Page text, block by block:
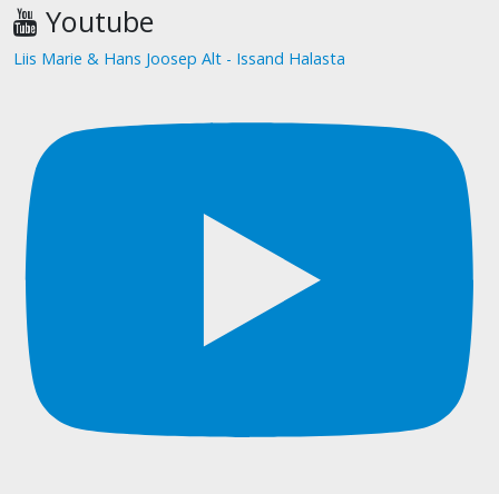
Youtube
Liis Marie & Hans Joosep Alt - Issand Halasta